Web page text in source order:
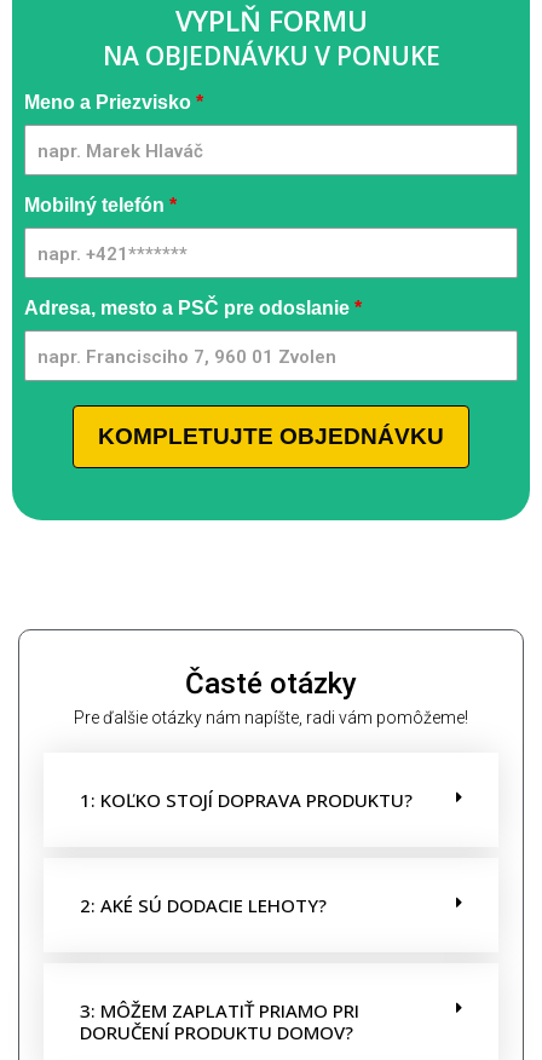
VYPLŇ FORMU
NA OBJEDNÁVKU V PONUKE
Materasso
Gonfiabile
[SK] -
GQMIA |
UN
Meno a Priezvisko *
Mobilný telefón *
Adresa, mesto a PSČ pre odoslanie *
KOMPLETUJTE OBJEDNÁVKU
Časté otázky
Pre ďalšie otázky nám napíšte, radi vám pomôžeme!
1: KOĽKO STOJÍ DOPRAVA PRODUKTU?
2: AKÉ SÚ DODACIE LEHOTY?
3: MÔŽEM ZAPLATIŤ PRIAMO PRI
DORUČENÍ PRODUKTU DOMOV?